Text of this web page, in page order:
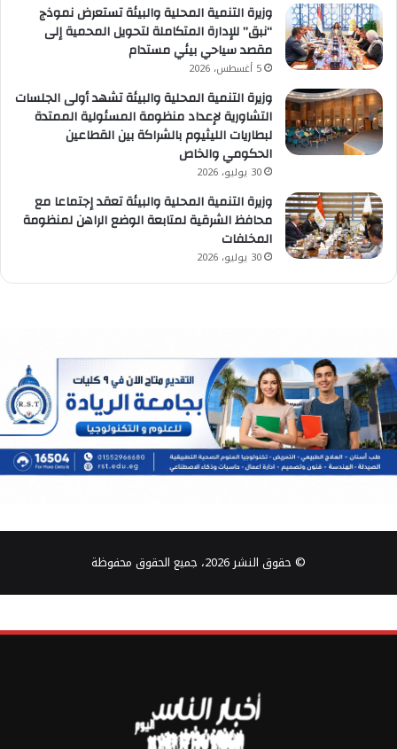
وزيرة التنمية المحلية والبيئة تستعرض نموذج
“نبق” للإدارة المتكاملة لتحويل المحمية إلى
مقصد سياحي بيئي مستدام
5 أغسطس، 2026
وزيرة التنمية المحلية والبيئة تشهد أولى الجلسات
التشاورية لإعداد منظومة المسئولية الممتدة
لبطاريات الليثيوم بالشراكة بين القطاعين
الحكومي والخاص
30 يوليو، 2026
وزيرة التنمية المحلية والبيئة تعقد إجتماعا مع
محافظ الشرقية لمتابعة الوضع الراهن لمنظومة
المخلفات
30 يوليو، 2026
© حقوق النشر 2026، جميع الحقوق محفوظة